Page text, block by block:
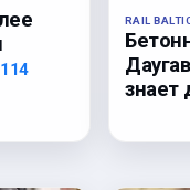
114
RAIL
знает